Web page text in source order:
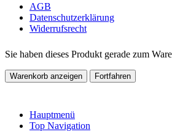
AGB
Datenschutzerklärung
Widerrufsrecht
Sie haben dieses Produkt gerade zum
Warenkorb anzeigen Fortfahren
Hauptmenü
Top Navigation